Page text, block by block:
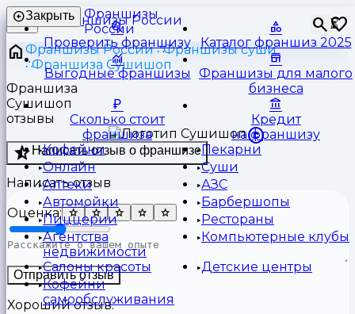
Франшизы
России
⏳
Закрыть
Проверить франшизу Каталог франшиз 2025
Выгодные франшизы
Франшизы для малого
бизнеса
Сколько стоит
франшиза
Кредит
на франшизу
Кофейни
Пекарни
Онлайн
Суши
Аптеки
АЗС
Автомойки
Барбершопы
Пиццерии
Рестораны
Агентства
недвижимости
Компьютерные клубы
Салоны красоты
Детские центры
Кофейни
самообслуживания
Франшизы России
Франшизы суши
Франшиза Сушишоп
Франшиза
Сушишоп
отзывы
Написать отзыв о франшизе
Написать отзыв
Оценка:
Отправить отзыв
Хороший отзыв: